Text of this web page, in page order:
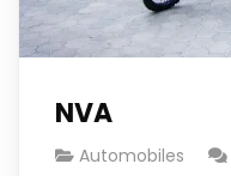
NVA
Automobiles